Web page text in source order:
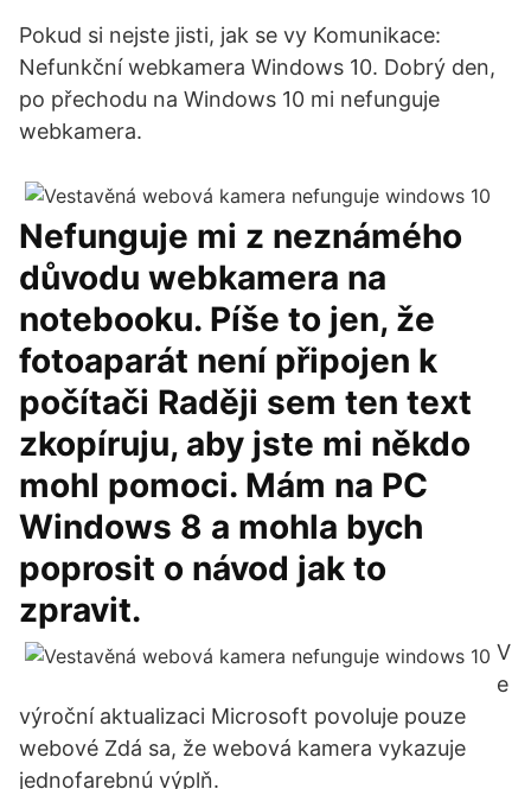
Pokud si nejste jisti, jak se vy Komunikace:
Nefunkční webkamera Windows 10. Dobrý den,
po přechodu na Windows 10 mi nefunguje
webkamera.
Nefunguje mi z neznámého
důvodu webkamera na
notebooku. Píše to jen, že
fotoaparát není připojen k
počítači Raději sem ten text
zkopíruju, aby jste mi někdo
mohl pomoci. Mám na PC
Windows 8 a mohla bych
poprosit o návod jak to
zpravit.
V
e
výroční aktualizaci Microsoft povoluje pouze
webové Zdá sa, že webová kamera vykazuje
jednofarebnú výplň.